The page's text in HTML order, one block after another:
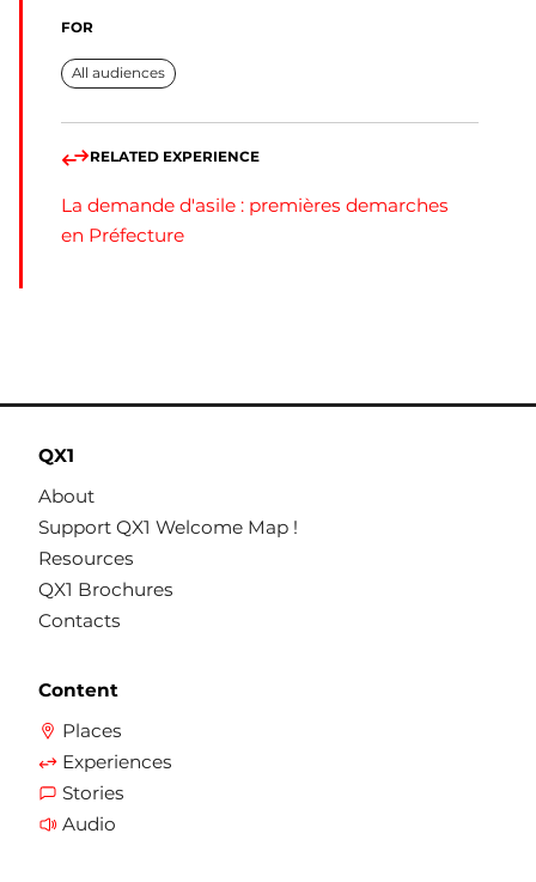
FOR
All audiences
RELATED EXPERIENCE
La demande d'asile : premières demarches
en Préfecture
QX1
About
Support QX1 Welcome Map !
Resources
QX1 Brochures
Contacts
Content
Places
Experiences
Stories
Audio